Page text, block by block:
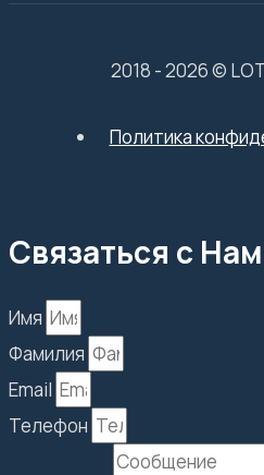
2018 - 2026 ©
Политика
Связаться с
Имя
Фамилия
Email
Телефон